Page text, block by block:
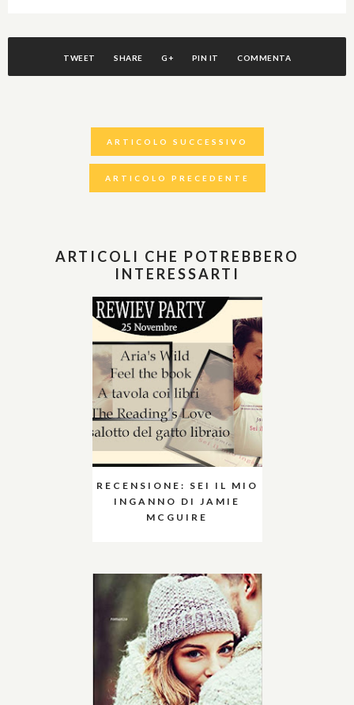
TWEET SHARE G+ PIN IT COMMENTA
ARTICOLO SUCCESSIVO
ARTICOLO PRECEDENTE
ARTICOLI CHE POTREBBERO
INTERESSARTI
RECENSIONE: SEI IL MIO
INGANNO DI JAMIE
MCGUIRE